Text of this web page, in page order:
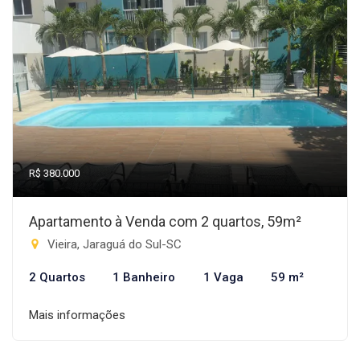
R$ 380.000
Apartamento à Venda com 2 quartos, 59m²
Vieira, Jaraguá do Sul-SC
2 Quartos 1 Banheiro 1 Vaga 59 m²
Mais informações